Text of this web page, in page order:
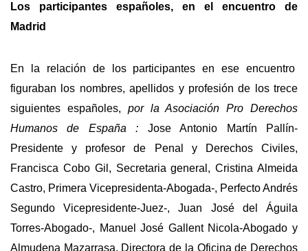
Los participantes españoles, en el encuentro de
Madrid
En la relación de los participantes en ese encuentro
figuraban los nombres, apellidos y profesión de los trece
siguientes españoles, por la Asociación Pro Derechos
Humanos de España : Jose Antonio Martín Pallín-
Presidente y profesor de Penal y Derechos Civiles,
Francisca Cobo Gil, Secretaria general, Cristina Almeida
Castro, Primera Vicepresidenta-Abogada-, Perfecto Andrés
Segundo Vicepresidente-Juez-, Juan José del Águila
Torres-Abogado-, Manuel José Gallent Nicola-Abogado y
Almudena Mazarrasa, Directora de la Oficina de Derechos